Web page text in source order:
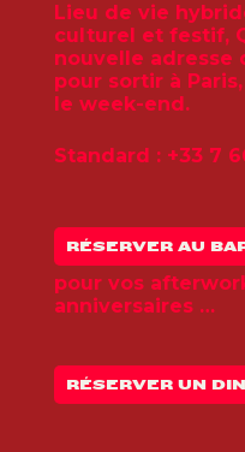
Lieu de vie
culturel et festif,
nouvelle adresse
pour sortir à
le week-end.
Standard : +33 7
RÉSERVER AU
pour vos
anniversaires …
RÉSERVER UN